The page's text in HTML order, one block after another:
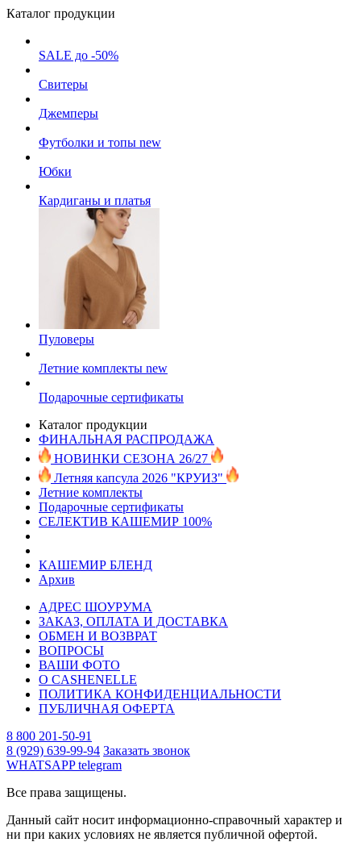
Каталог продукции
SALE до -50%
Свитеры
Джемперы
Футболки и топы new
Юбки
Кардиганы и платья
Пуловеры
Летние комплекты new
Подарочные сертификаты
Каталог продукции
ФИНАЛЬНАЯ РАСПРОДАЖА
НОВИНКИ СЕЗОНА 26/27
Летняя капсула 2026 "КРУИЗ"
Летние комплекты
Подарочные сертификаты
СЕЛЕКТИВ КАШЕМИР 100%
КАШЕМИР БЛЕНД
Архив
АДРЕС ШОУРУМА
ЗАКАЗ, ОПЛАТА И ДОСТАВКА
ОБМЕН И ВОЗВРАТ
ВОПРОСЫ
ВАШИ ФОТО
О CASHENELLE
ПОЛИТИКА КОНФИДЕНЦИАЛЬНОСТИ
ПУБЛИЧНАЯ ОФЕРТА
8 800 201-50-91
8 (929) 639-99-94 Заказать звонок
WHATSAPPtelegram
Все права защищены.
Данный сайт носит информационно-справочный характер и
ни при каких условиях не является публичной офертой.